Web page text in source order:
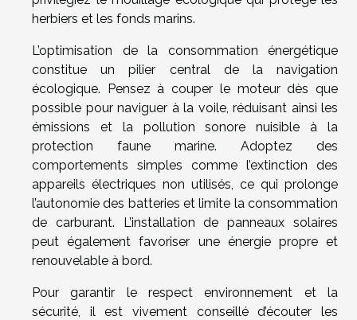
herbiers et les fonds marins.
L’optimisation de la consommation énergétique
constitue un pilier central de la navigation
écologique. Pensez à couper le moteur dès que
possible pour naviguer à la voile, réduisant ainsi les
émissions et la pollution sonore nuisible à la
protection faune marine. Adoptez des
comportements simples comme l’extinction des
appareils électriques non utilisés, ce qui prolonge
l’autonomie des batteries et limite la consommation
de carburant. L’installation de panneaux solaires
peut également favoriser une énergie propre et
renouvelable à bord.
Pour garantir le respect environnement et la
sécurité, il est vivement conseillé d’écouter les